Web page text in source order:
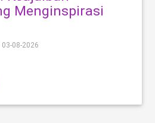
Menginspirasi
03-08-2026